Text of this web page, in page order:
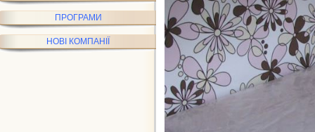
ПРОГРАМИ
НОВІ КОМПАНІЇ